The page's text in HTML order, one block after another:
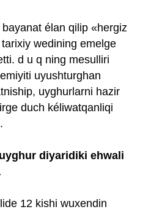
élan qilip «hergiz
wedining emelge
d u q ning mesulliri
uyushturghan
uyghurlarni hazir
duch kéliwatqanliqi
diyaridiki ehwali
12 kishi wuxendin